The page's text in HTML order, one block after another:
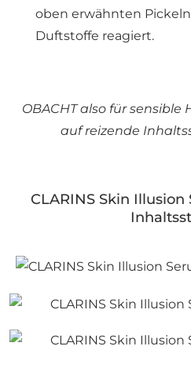
oben erwähnten
Duftstoffe reagiert.
OBACHT also für
auf reizende
CLARINS Skin